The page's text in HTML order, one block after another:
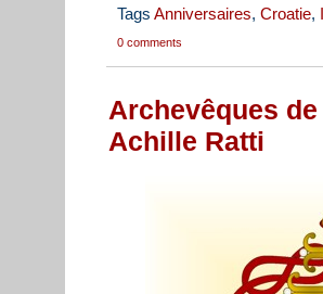
Tags Anniversaires, Croatie,
0 comments
Archevêques
Achille Ratti